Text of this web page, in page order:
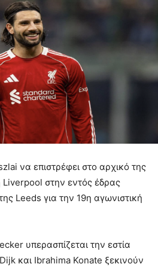
να επιστρέφει στο αρχικό της
στην εντός έδρας
Leeds για την 19η αγωνιστική
υπερασπίζεται την εστία
και Ibrahima Konate ξεκινούν